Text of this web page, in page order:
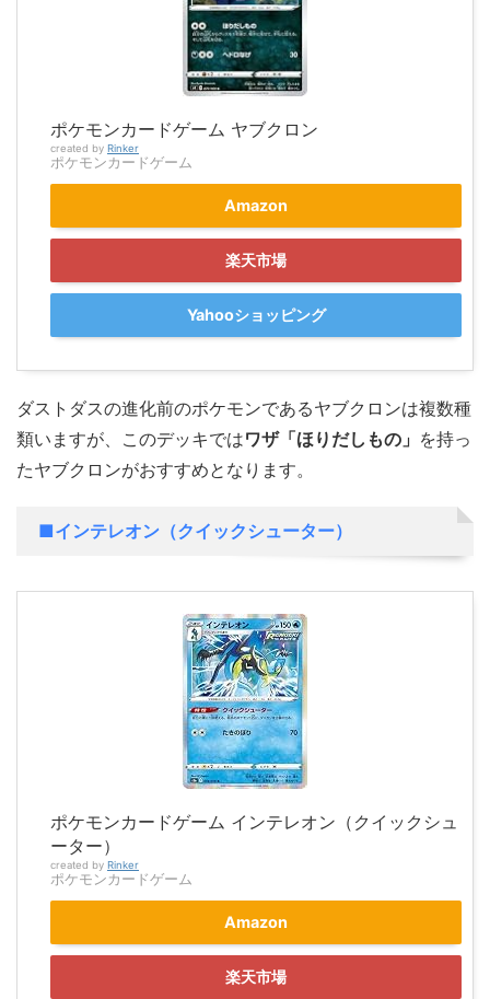
ポケモンカードゲーム ヤブクロン
created by Rinker
ポケモンカードゲーム
Amazon
楽天市場
Yahooショッピング
ダストダスの進化前のポケモンであるヤブクロンは複数種
類いますが、このデッキではワザ「ほりだしもの」 を持っ
たヤブクロンがおすすめとなります。
■インテレオン（クイックシューター）
ポケモンカードゲーム インテレオン（クイックシュ
ーター）
created by Rinker
ポケモンカードゲーム
Amazon
楽天市場